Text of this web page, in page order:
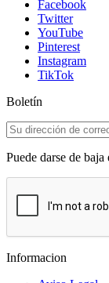
Facebook
Twitter
YouTube
Pinterest
Instagram
TikTok
Boletín
Puede darse de
Informacion